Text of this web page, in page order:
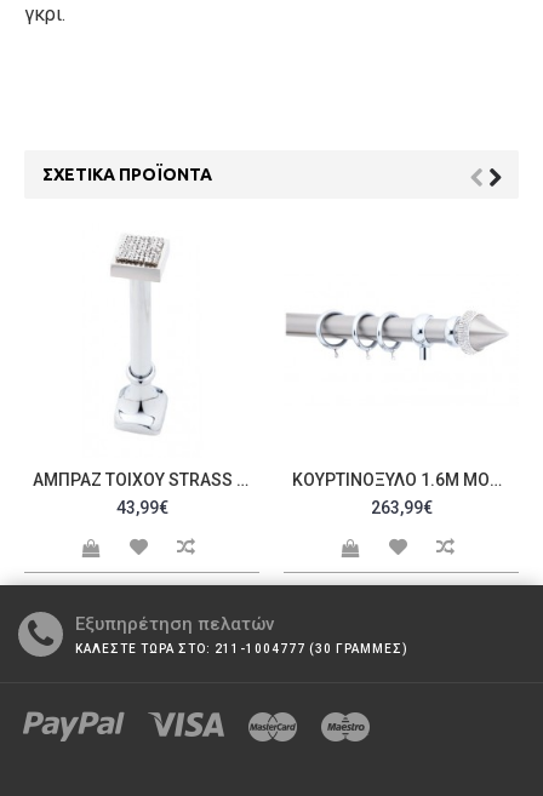
γκρι.
ΣΧΕΤΙΚΆ ΠΡΟΪΌΝΤΑ
ΑΜΠΡΆΖ ΤΟΊΧΟΥ STRASS C20066
43,99€
ΚΟΥΡΤΙΝΌΞΥΛΟ 1.6M ΜΟΝΌ ΜΕ STRASS C20931
263,99€
Εξυπηρέτηση πελατών
ΚΑΛΕΣΤΕ ΤΩΡΑ ΣΤΟ: 211-1004777 (30 ΓΡΑΜΜΕΣ)